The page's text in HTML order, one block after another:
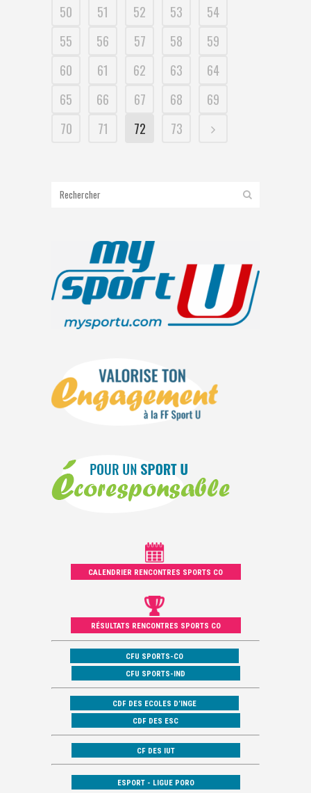
50
51 52 53
54
55
56 57 58
59
60
61 62 63
64
65
66 67 68
69
70
71 72 73
CALENDRIER RENCONTRES SPORTS CO
RÉSULTATS RENCONTRES SPORTS CO
CFU SPORTS-CO
CFU SPORTS-IND
CDF DES ECOLES D’INGE
CDF DES ESC
CF DES IUT
ESPORT - LIGUE PORO